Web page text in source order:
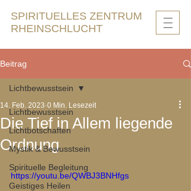
SPIRITUELLES ZENTRUM
RHEINSCHLUCHT
Beitrag
Lichtbewusstsein
Lichtbotschaften
Mystik & Bewusstsein
Spirituelle Begleitung
Geistiges Heilen
Lichtbewusstsein
Die Tief in Allem liegende
Ordnung
14. Feb. 2023 0 Min. Lesezeit
https://youtu.be/QWBJ3BNHfgs